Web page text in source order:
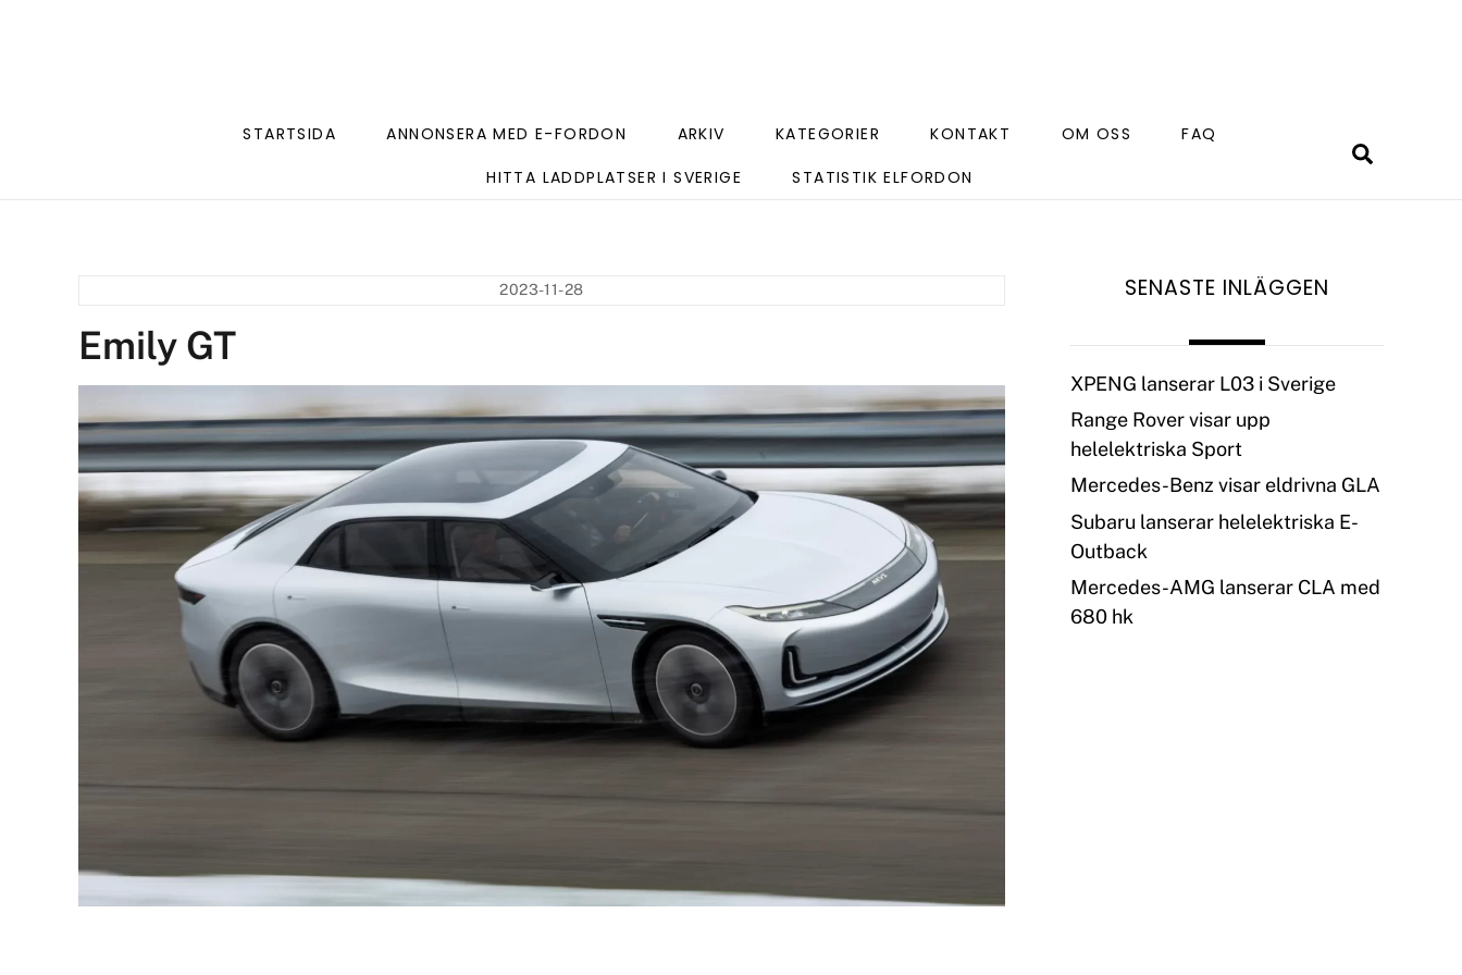
STARTSIDA ANNONSERA MED E-FORDON ARKIV KATEGORIER KONTAKT OM OSS
FAQ
HITTA LADDPLATSER I SVERIGE
STATISTIK ELFORDON
2023-11-28
Emily GT
SENASTE INLÄGGEN
XPENG lanserar L03 i Sverige
Range Rover visar upp
helelektriska Sport
Mercedes-Benz visar eldrivna GLA
Subaru lanserar helelektriska E-
Outback
Mercedes-AMG lanserar CLA med
680 hk